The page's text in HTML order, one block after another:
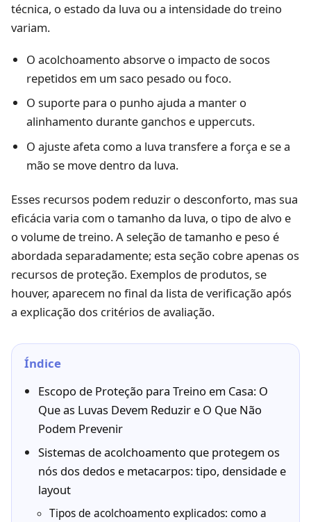
técnica, o estado da luva ou a intensidade do treino
variam.
O acolchoamento absorve o impacto de socos
repetidos em um saco pesado ou foco.
O suporte para o punho ajuda a manter o
alinhamento durante ganchos e uppercuts.
O ajuste afeta como a luva transfere a força e se a
mão se move dentro da luva.
Esses recursos podem reduzir o desconforto, mas sua
eficácia varia com o tamanho da luva, o tipo de alvo e
o volume de treino. A seleção de tamanho e peso é
abordada separadamente; esta seção cobre apenas os
recursos de proteção. Exemplos de produtos, se
houver, aparecem no final da lista de verificação após
a explicação dos critérios de avaliação.
Índice
Escopo de Proteção para Treino em Casa: O
Que as Luvas Devem Reduzir e O Que Não
Podem Prevenir
Sistemas de acolchoamento que protegem os
nós dos dedos e metacarpos: tipo, densidade e
layout
Tipos de acolchoamento explicados: como a